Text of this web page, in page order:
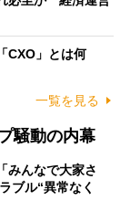
CXO」とは何
一覧を見る
騒動の内幕
みんなで大家さ
ブル“異常なく